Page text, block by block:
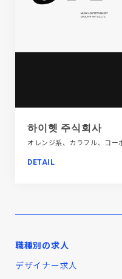
하이헷 주식회사
DETAIL
職種別の求人
デザイナー求人